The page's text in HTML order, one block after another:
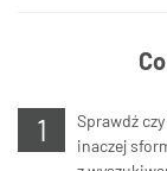
Sprawdź
inaczej